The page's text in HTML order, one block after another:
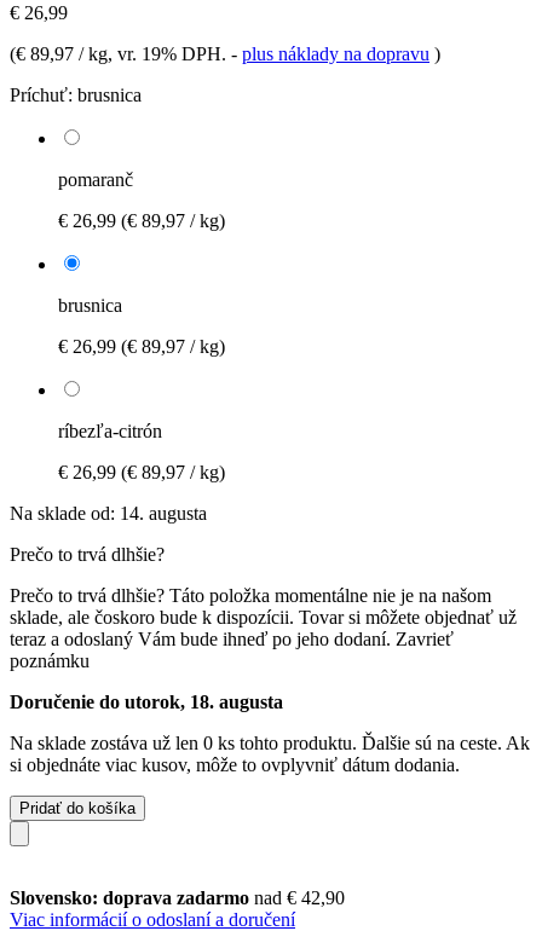
€ 26,99
(€ 89,97 / kg, vr. 19% DPH. - plus náklady na dopravu )
Príchuť: brusnica
pomaranč
€ 26,99 (€ 89,97 / kg)
brusnica
€ 26,99 (€ 89,97 / kg)
ríbezľa-citrón
€ 26,99 (€ 89,97 / kg)
Na sklade od: 14. augusta
Prečo to trvá dlhšie?
Prečo to trvá dlhšie? Táto položka momentálne nie je na našom
sklade, ale čoskoro bude k dispozícii. Tovar si môžete objednať už
teraz a odoslaný Vám bude ihneď po jeho dodaní. Zavrieť
poznámku
Doručenie do utorok, 18. augusta
Na sklade zostáva už len 0 ks tohto produktu. Ďalšie sú na ceste. Ak
si objednáte viac kusov, môže to ovplyvniť dátum dodania.
Pridať do košíka
Slovensko: doprava zadarmo nad € 42,90
Viac informácií o odoslaní a doručení